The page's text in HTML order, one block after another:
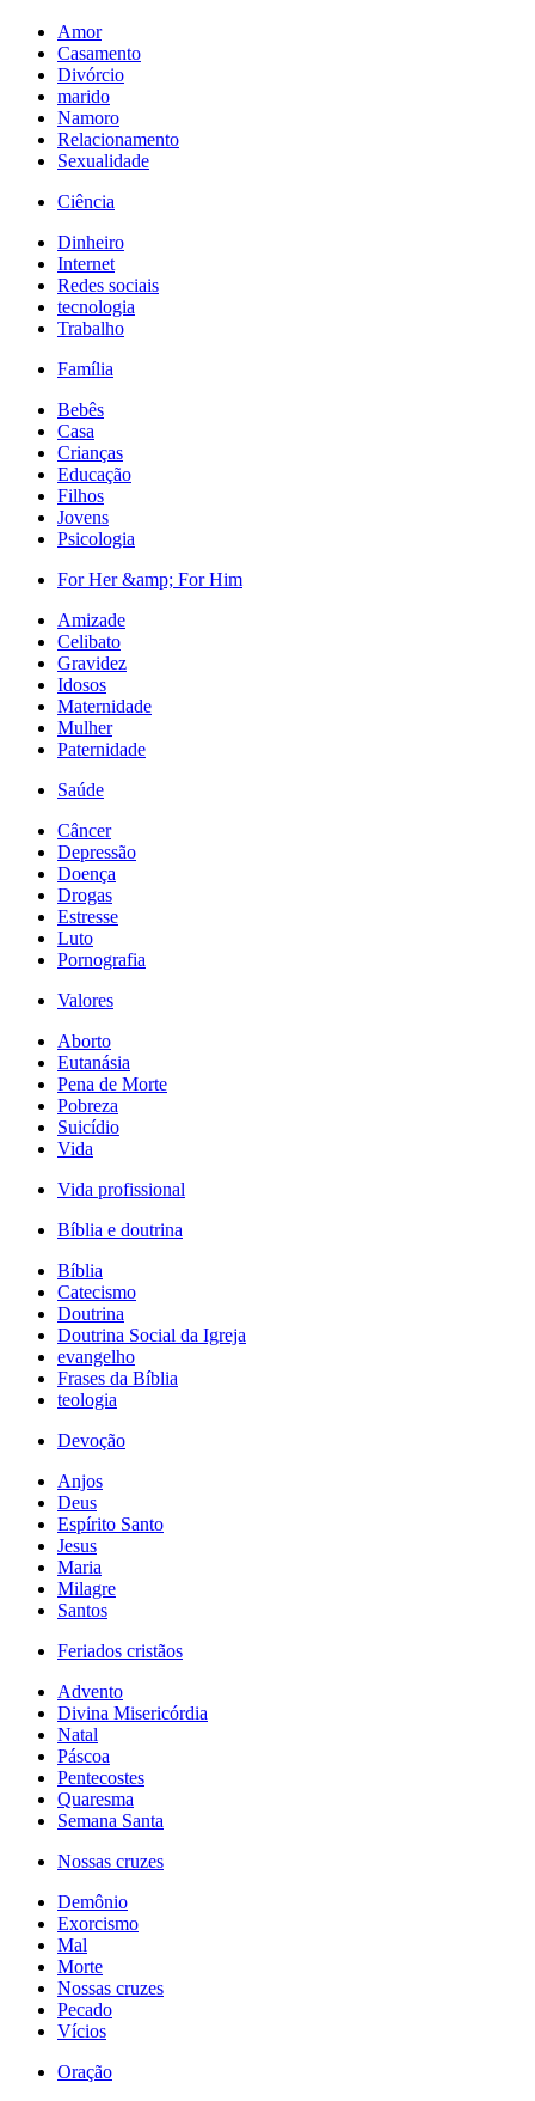
Amor
Casamento
Divórcio
marido
Namoro
Relacionamento
Sexualidade
Ciência
Dinheiro
Internet
Redes sociais
tecnologia
Trabalho
Família
Bebês
Casa
Crianças
Educação
Filhos
Jovens
Psicologia
For Her &amp; For Him
Amizade
Celibato
Gravidez
Idosos
Maternidade
Mulher
Paternidade
Saúde
Câncer
Depressão
Doença
Drogas
Estresse
Luto
Pornografia
Valores
Aborto
Eutanásia
Pena de Morte
Pobreza
Suicídio
Vida
Vida profissional
Bíblia e doutrina
Bíblia
Catecismo
Doutrina
Doutrina Social da Igreja
evangelho
Frases da Bíblia
teologia
Devoção
Anjos
Deus
Espírito Santo
Jesus
Maria
Milagre
Santos
Feriados cristãos
Advento
Divina Misericórdia
Natal
Páscoa
Pentecostes
Quaresma
Semana Santa
Nossas cruzes
Demônio
Exorcismo
Mal
Morte
Nossas cruzes
Pecado
Vícios
Oração